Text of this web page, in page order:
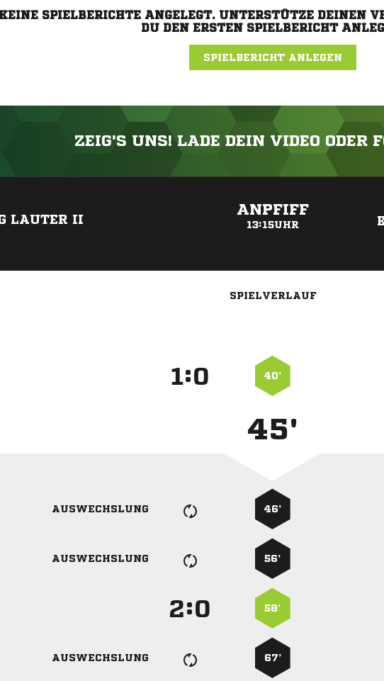
SPIELBERICHTE ANGELEGT. UNTERSTÜTZE DEINEN
DU DEN ERSTEN SPIELBERICHT
SPIELBERICHT ANLEGEN
ZEIG'S UNS! LADE DEIN VIDEO ODER
LAUTER II
ANPFIFF
13:15UHR
SPIELVERLAUF
: 40’
45'
AUSWECHSLUNG 46’
AUSWECHSLUNG 56’
: 58’
AUSWECHSLUNG 67’